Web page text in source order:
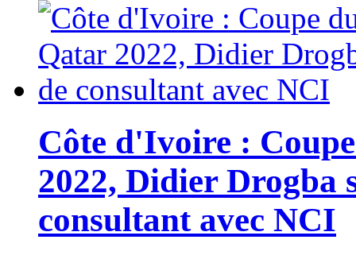
Côte d'Ivoire :
2022, Didier Drogba
consultant avec NCI